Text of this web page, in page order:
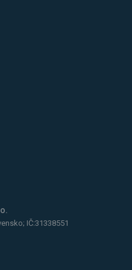
IČ:31338551